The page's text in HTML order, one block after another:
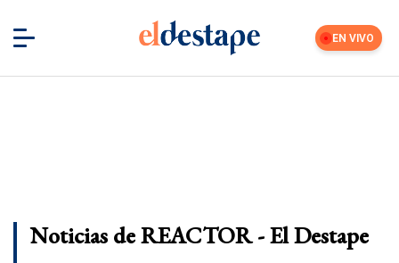
EN VIVO
Noticias de REACTOR - El Destape